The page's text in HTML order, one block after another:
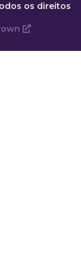
os direitos